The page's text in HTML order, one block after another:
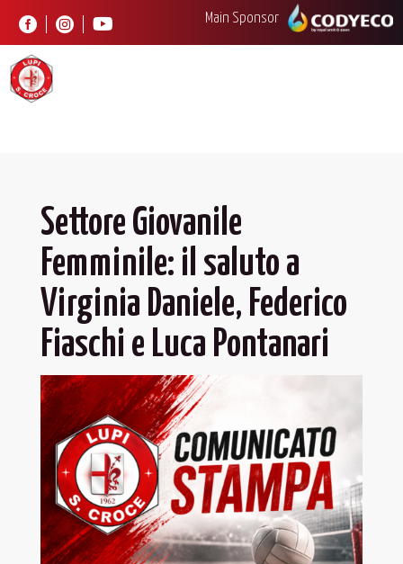
   Main Sponsor
Settore Giovanile
Femminile: il saluto a
Virginia Daniele, Federico
Fiaschi e Luca Pontanari